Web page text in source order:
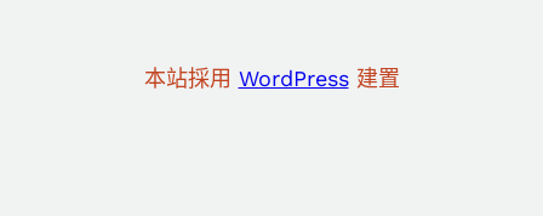
本站採用 WordPress建置